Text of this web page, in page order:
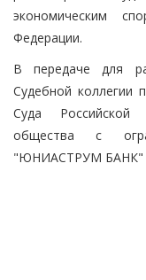
экономическим
Федерации.
В передаче для
Судебной коллегии
Суда Российской
общества с
"ЮНИАСТРУМ БАНК" в